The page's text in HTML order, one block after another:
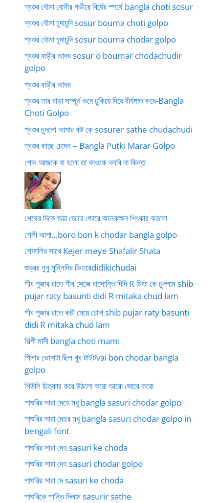
শ্বশুর বৌমা যোনীর গভীরে বির্যের স্পর্ষে bangla choti sosur
শ্বশুর বৌমা চুদাচুদি sosur bouma choti golpo
শ্বশুর বৌমা চুদাচুদি sosur bouma chodar golpo
শ্বশুর বাড়ীর আদর sosur o boumar chodachudir
golpo
শ্বশুর বাড়ীর আদর
শ্বশুর তার বাড়া সম্পূর্ন গুদে ঢুকিয়ে দিয়ে বীর্যপাত করে-Bangla
Choti Golpo
শ্বশুর চুদলো আমার বউ কে sosurer sathe chudachudi
শ্বশুর কাছে চোদন – Bangla Putki Marar Golpo
শোন আজকে যা হলো তা কাওকে বলবি না কিন্ত
শেষের দিকে জয়া জোরে জোরে অনেকক্ষন শিৎকার করলো
শেলী আপা…boro bon k chodar bangla golpo
শেফালির সাথে Kejer meye Shafalir Shata
শুভ্রর নুনু মুন্নিদির ভিতরেdidikichudai
শীব পুজার রাতে শীব সেজে বাসোন্তি দিদি R মিতা কে চুদলাম shib
pujar raty basunti didi R mitaka chud lam
শীব পুজার রাতে কচী মেয়ে চোদা shib pujar raty basunti
didi R mitaka chud lam
শিল্পী মামী bangla choti mami
শিলার ভোদাটা ছিল খুব টাইটvai bon chodar bangla
golpo
শিউলি চিতকার করে উঠলো করো আরো জোরে করো
শাশুরির সারা দেহে মধু bangla sasuri chodar golpo
শাশুরির সারা দেহর মধু bangla sasuri chodar golpo in
bengali font
শাশুরির সারা দেহ sasuri ke choda
শাশুরির সারা দেহ sasuri chodar golpo
শাশুরির সারা দে sasuri ke choda
শাশুরিকে শান্তি দিলাম sasurir sathe